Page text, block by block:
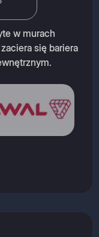
w murach
się bariera